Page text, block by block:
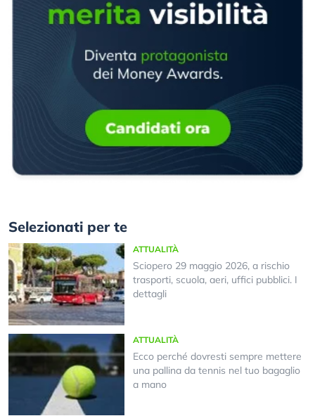
Selezionati per te
ATTUALITÀ
Sciopero 29 maggio 2026, a rischio
trasporti, scuola, aeri, uffici pubblici. I
dettagli
ATTUALITÀ
Ecco perché dovresti sempre mettere
una pallina da tennis nel tuo bagaglio
a mano